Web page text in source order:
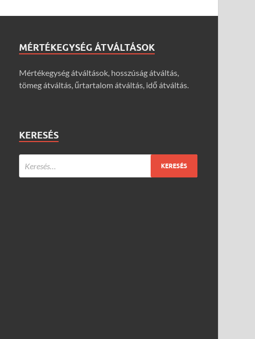
MÉRTÉKEGYSÉG ÁTVÁLTÁSOK
Mértékegység átváltások, hosszúság átváltás,
tömeg átváltás, űrtartalom átváltás, idő átváltás.
KERESÉS